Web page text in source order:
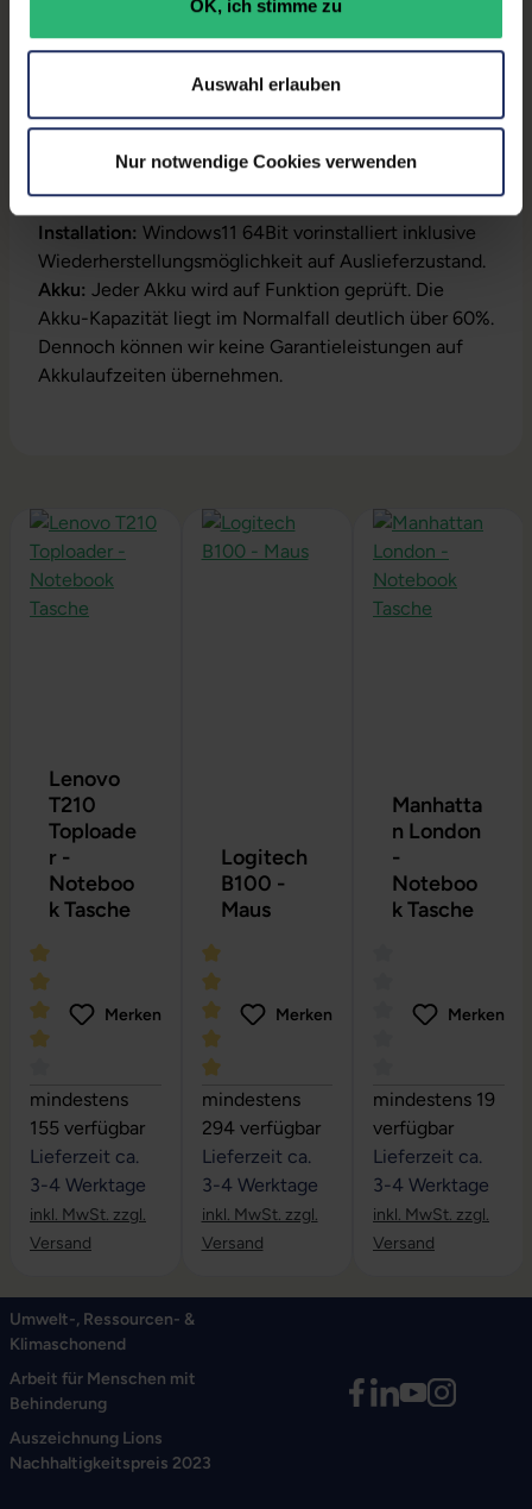
OK, ich stimme zu
Auswahl erlauben
Nur notwendige Cookies verwenden
Produktbeschreibung
Lieferumfang:Notebook, Netzteil, Akku,
dem Gehäuse oder die Lizenz ist bereits digital
hinterlegt)
Installation: Windows11 64Bit vorinstalliert inklusive
Wiederherstellungsmöglichkeit auf Auslieferzustand.
Akku: Jeder Akku wird auf Funktion geprüft. Die
Akku-Kapazität liegt im Normalfall deutlich über 60%.
Dennoch können wir keine Garantieleistungen auf
Akkulaufzeiten übernehmen.
Produktgalerie überspringen
Lenovo
T210
Toploade
r -
Noteboo
k Tasche
Durchschnittliche Bewertung von 4 von 5 Sternen
Merken
mindestens
155 verfügbar
Lieferzeit ca.
3-4 Werktage
inkl. MwSt. zzgl.
Versand
Logitech
B100 -
Maus
Durchschnittliche Bewertung von 5
Merken
mindestens
294 verfügbar
Lieferzeit ca.
3-4 Werktage
inkl. MwSt. zzgl.
Versand
Manhatta
n London
-
Noteboo
k Tasche
Durchschnittliche
Merken
mindestens 19
verfügbar
Lieferzeit ca.
3-4 Werktage
inkl. MwSt. zzgl.
Versand
Umwelt-, Ressourcen- &
Klimaschonend
Arbeit für Menschen mit
Behinderung
Auszeichnung Lions
Nachhaltigkeitspreis 2023